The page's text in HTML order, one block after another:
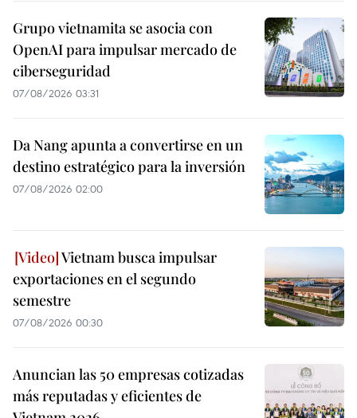
Grupo vietnamita se asocia con
OpenAI para impulsar mercado de
ciberseguridad
07/08/2026 03:31
Da Nang apunta a convertirse en un
destino estratégico para la inversión
07/08/2026 02:00
Vietnam busca impulsar
exportaciones en el segundo
semestre
07/08/2026 00:30
Anuncian las 50 empresas cotizadas
más reputadas y eficientes de